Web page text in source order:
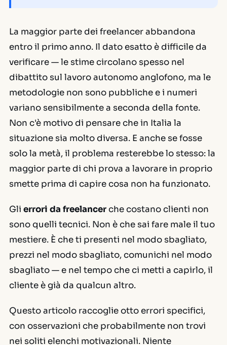
La maggior parte dei freelancer abbandona
entro il primo anno. Il dato esatto è difficile da
verificare — le stime circolano spesso nel
dibattito sul lavoro autonomo anglofono, ma le
metodologie non sono pubbliche e i numeri
variano sensibilmente a seconda della fonte.
Non c'è motivo di pensare che in Italia la
situazione sia molto diversa. E anche se fosse
solo la metà, il problema resterebbe lo stesso: la
maggior parte di chi prova a lavorare in proprio
smette prima di capire cosa non ha funzionato.
Gli errori da freelancerche costano clienti non
sono quelli tecnici. Non è che sai fare male il tuo
mestiere. È che ti presenti nel modo sbagliato,
prezzi nel modo sbagliato, comunichi nel modo
sbagliato — e nel tempo che ci metti a capirlo, il
cliente è già da qualcun altro.
Questo articolo raccoglie otto errori specifici,
con osservazioni che probabilmente non trovi
nei soliti elenchi motivazionali. Niente